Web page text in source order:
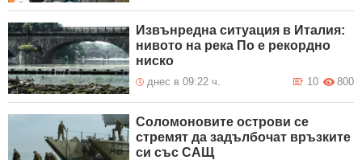
Извънредна ситуация в Италия:
нивото на река По е рекордно
ниско
днес в 09:22 ч. 800
10
Соломоновите острови се
стремят да задълбочат връзките
си със САЩ